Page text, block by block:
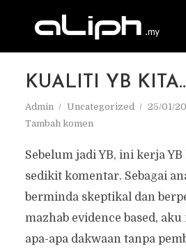
KUALITI YB KITA..
Admin Uncategorized 25/01/
Tambah komen
Sebelum jadi YB, ini kerja
sedikit komentar. Sebagai
berminda skeptikal dan
mazhab evidence based,
apa-apa dakwaan tanpa